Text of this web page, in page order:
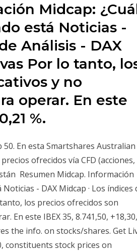
Midcap:
está Noticias -
Análisis - DAX
Por lo tanto,
y no
operar. En este
%.
En esta Smartshares
ofrecidos vía CFD (acciones,
Resumen Midcap. Información
- DAX Midcap · Los índices
los precios ofrecidos son
En este IBEX 35, 8.741,50, +18,30,
the info. on stocks/shares. Get
constituents stock prices on